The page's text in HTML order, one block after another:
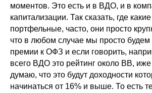
моментов. Это есть и в ВДО, и в
капитализации. Так сказать, где
портфельные, часто, они просто
что в любом случае мы просто будем
премии к ОФЗ и если говорить,
всего ВДО это рейтинг около ВВ,
думаю, что это будут доходности
начинаться от 16% и выше. То есть